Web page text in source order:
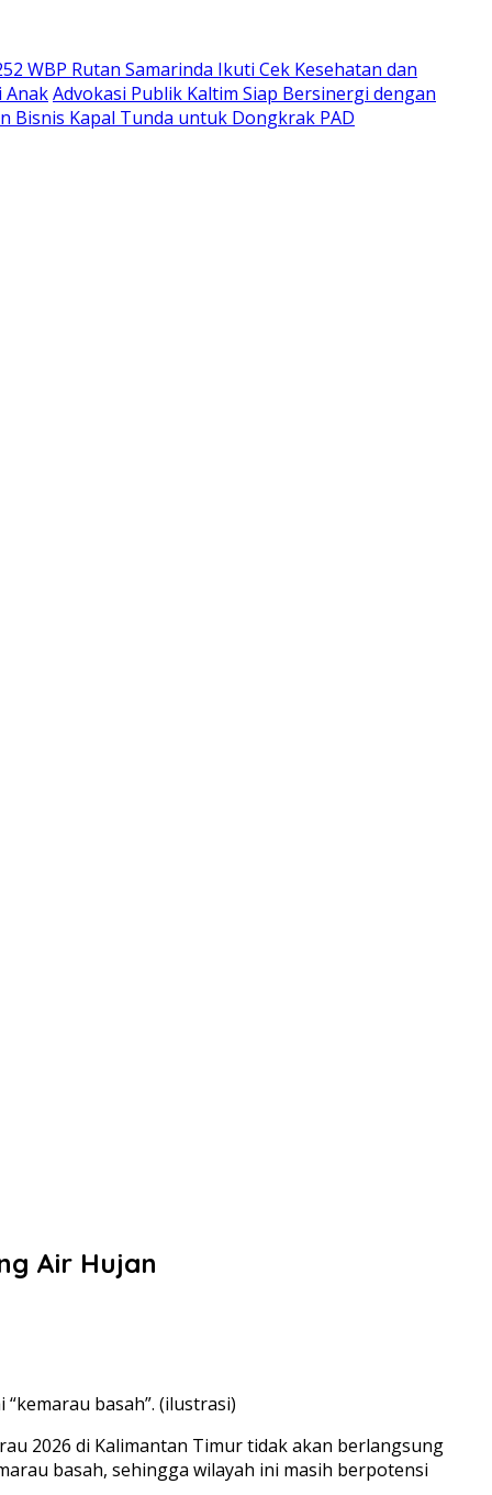
WBP Rutan Samarinda Ikuti Cek Kesehatan dan
AnakAdvokasi Publik Kaltim Siap Bersinergi dengan
Bisnis Kapal Tunda untuk Dongkrak PAD
Air Hujan
basah”. (ilustrasi)
2026 di Kalimantan Timur tidak akan berlangsung
basah, sehingga wilayah ini masih berpotensi